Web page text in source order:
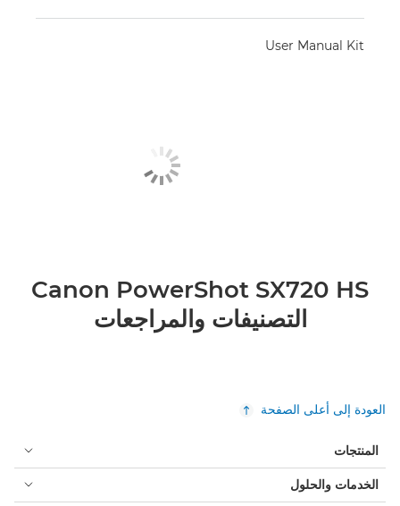
User Manual Kit
Canon PowerShot SX720 HS
التصنيفات والمراجعات
العودة إلى أعلى الصفحة
المنتجات
الخدمات والحلول